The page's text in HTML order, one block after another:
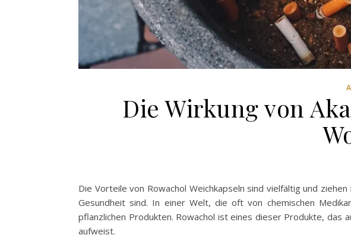
Die Wirkung von
Die Vorteile von Rowachol Weichkapseln sind vielfältig und
Gesundheit sind. In einer Welt, die oft von chemischen
pflanzlichen Produkten. Rowachol ist eines dieser Produkte,
aufweist.